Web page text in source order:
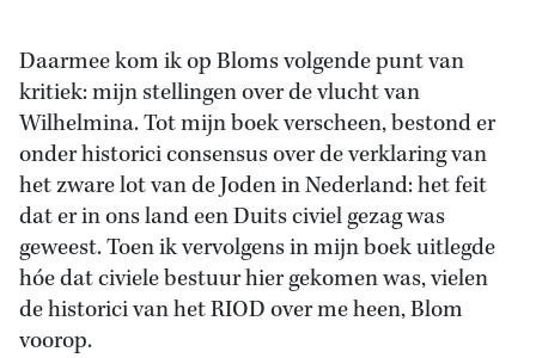
Daarmee kom ik op Bloms volgende punt van
kritiek: mijn stellingen over de vlucht van
Wilhelmina. Tot mijn boek verscheen, bestond er
onder historici consensus over de verklaring van
het zware lot van de Joden in Nederland: het feit
dat er in ons land een Duits civiel gezag was
geweest. Toen ik vervolgens in mijn boek uitlegde
hóe dat civiele bestuur hier gekomen was, vielen
de historici van het RIOD over me heen, Blom
voorop.